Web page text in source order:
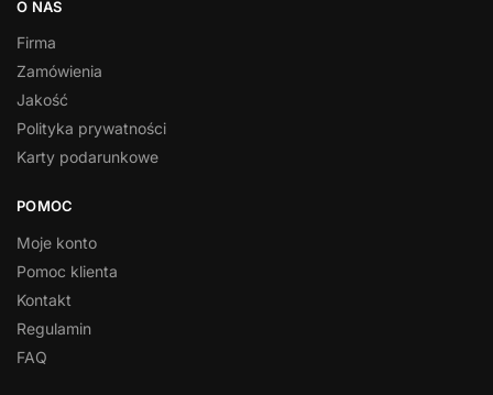
O NAS
Firma
Zamówienia
Jakość
Polityka prywatności
Karty podarunkowe
POMOC
Moje konto
Pomoc klienta
Kontakt
Regulamin
FAQ